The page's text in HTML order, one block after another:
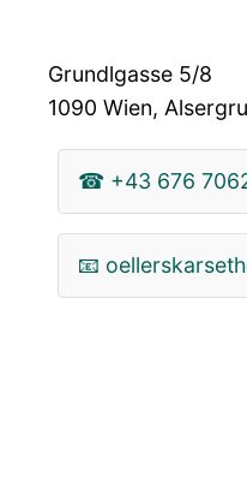
Grundlgasse 5/8
1090 Wien,
☎ +43 676
📧